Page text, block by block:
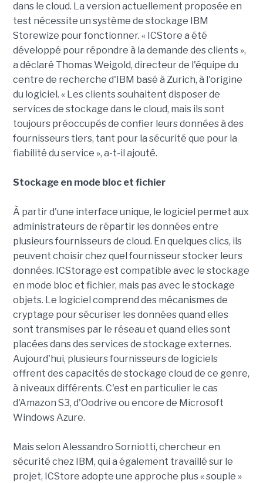
dans le cloud. La version actuellement proposée en
test nécessite un système de stockage IBM
Storewize pour fonctionner. « ICStore a été
développé pour répondre à la demande des clients »,
a déclaré Thomas Weigold, directeur de l'équipe du
centre de recherche d'IBM basé à Zurich, à l'origine
du logiciel. « Les clients souhaitent disposer de
services de stockage dans le cloud, mais ils sont
toujours préoccupés de confier leurs données à des
fournisseurs tiers, tant pour la sécurité que pour la
fiabilité du service », a-t-il ajouté.
Stockage en mode bloc et fichier
À partir d'une interface unique, le logiciel permet aux
administrateurs de répartir les données entre
plusieurs fournisseurs de cloud. En quelques clics, ils
peuvent choisir chez quel fournisseur stocker leurs
données. ICStorage est compatible avec le stockage
en mode bloc et fichier, mais pas avec le stockage
objets. Le logiciel comprend des mécanismes de
cryptage pour sécuriser les données quand elles
sont transmises par le réseau et quand elles sont
placées dans des services de stockage externes.
Aujourd'hui, plusieurs fournisseurs de logiciels
offrent des capacités de stockage cloud de ce genre,
à niveaux différents. C'est en particulier le cas
d'Amazon S3, d'Oodrive ou encore de Microsoft
Windows Azure.
Mais selon Alessandro Sorniotti, chercheur en
sécurité chez IBM, qui a également travaillé sur le
projet, ICStore adopte une approche plus « souple »